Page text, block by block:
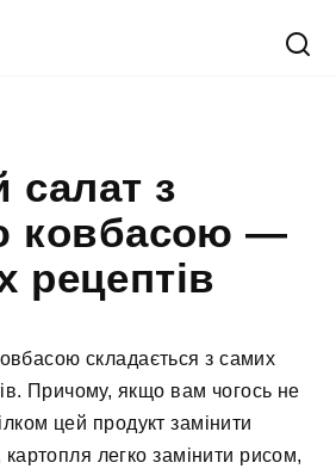
салат з
ковбасою —
рецептів
складається з самих
Причому, якщо вам чогось не
цей продукт замінити
легко замінити рисом,